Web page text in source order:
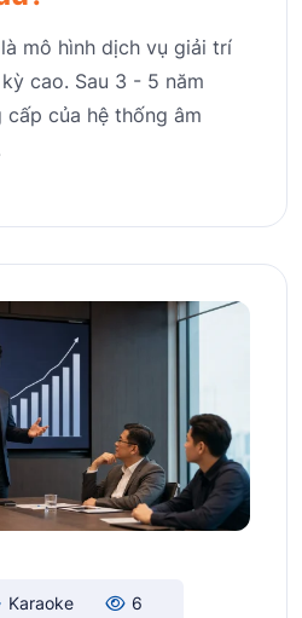
mô hình dịch vụ giải trí
cao. Sau 3 - 5 năm
của hệ thống âm
Karaoke 6